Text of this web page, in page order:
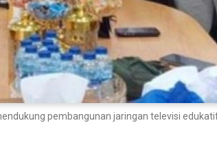
pembangunan jaringan televisi